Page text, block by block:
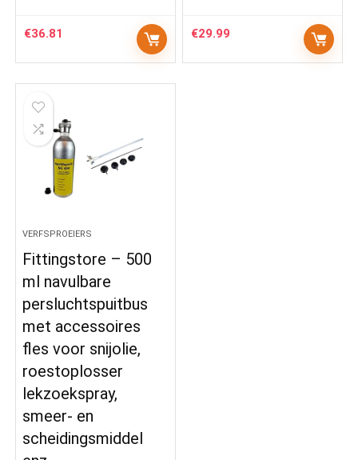
€36.81 €29.99
VERFSPROEIERS
Fittingstore – 500
ml navulbare
persluchtspuitbus
met accessoires
fles voor snijolie,
roestoplosser
lekzoekspray,
smeer- en
scheidingsmiddel